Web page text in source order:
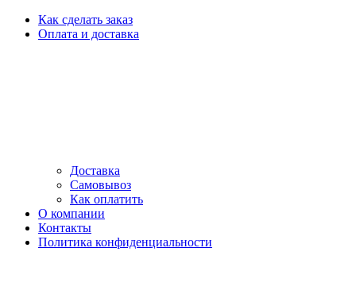
Как сделать заказ
Оплата и доставка
Доставка
Самовывоз
Как оплатить
О компании
Контакты
Политика конфиденциальности